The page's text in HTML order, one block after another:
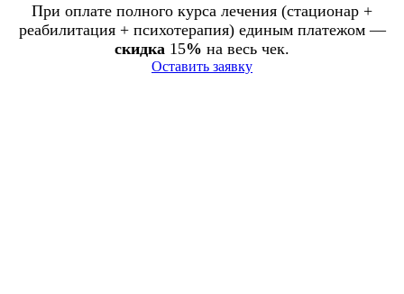
При оплате полного курса лечения (стационар +
реабилитация + психотерапия) единым платежом —
скидка 15% на весь чек.
Оставить заявку